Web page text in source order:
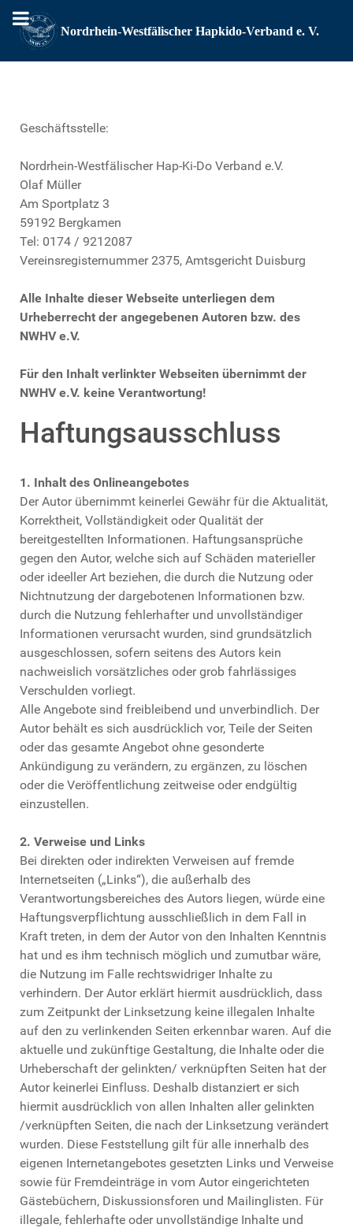
Geschäftsstelle:
Nordrhein-Westfälischer Hap-Ki-Do Verband e.V.
Olaf Müller
Am Sportplatz 3
59192 Bergkamen
Tel: 0174 / 9212087
Vereinsregisternummer 2375, Amtsgericht Duisburg
Alle Inhalte dieser Webseite unterliegen dem
Urheberrecht der angegebenen Autoren bzw. des
NWHV e.V.
Für den Inhalt verlinkter Webseiten übernimmt der
NWHV e.V. keine Verantwortung!
Haftungsausschluss
1. Inhalt des Onlineangebotes
Der Autor übernimmt keinerlei Gewähr für die Aktualität,
Korrektheit, Vollständigkeit oder Qualität der
bereitgestellten Informationen. Haftungsansprüche
gegen den Autor, welche sich auf Schäden materieller
oder ideeller Art beziehen, die durch die Nutzung oder
Nichtnutzung der dargebotenen Informationen bzw.
durch die Nutzung fehlerhafter und unvollständiger
Informationen verursacht wurden, sind grundsätzlich
ausgeschlossen, sofern seitens des Autors kein
nachweislich vorsätzliches oder grob fahrlässiges
Verschulden vorliegt.
Alle Angebote sind freibleibend und unverbindlich. Der
Autor behält es sich ausdrücklich vor, Teile der Seiten
oder das gesamte Angebot ohne gesonderte
Ankündigung zu verändern, zu ergänzen, zu löschen
oder die Veröffentlichung zeitweise oder endgültig
einzustellen.
2. Verweise und Links
Bei direkten oder indirekten Verweisen auf fremde
Internetseiten („Links“), die außerhalb des
Verantwortungsbereiches des Autors liegen, würde eine
Haftungsverpflichtung ausschließlich in dem Fall in
Kraft treten, in dem der Autor von den Inhalten Kenntnis
hat und es ihm technisch möglich und zumutbar wäre,
die Nutzung im Falle rechtswidriger Inhalte zu
verhindern. Der Autor erklärt hiermit ausdrücklich, dass
zum Zeitpunkt der Linksetzung keine illegalen Inhalte
auf den zu verlinkenden Seiten erkennbar waren. Auf die
aktuelle und zukünftige Gestaltung, die Inhalte oder die
Urheberschaft der gelinkten/ verknüpften Seiten hat der
Autor keinerlei Einfluss. Deshalb distanziert er sich
hiermit ausdrücklich von allen Inhalten aller gelinkten
/verknüpften Seiten, die nach der Linksetzung verändert
wurden. Diese Feststellung gilt für alle innerhalb des
eigenen Internetangebotes gesetzten Links und Verweise
sowie für Fremdeinträge in vom Autor eingerichteten
Gästebüchern, Diskussionsforen und Mailinglisten. Für
illegale, fehlerhafte oder unvollständige Inhalte und